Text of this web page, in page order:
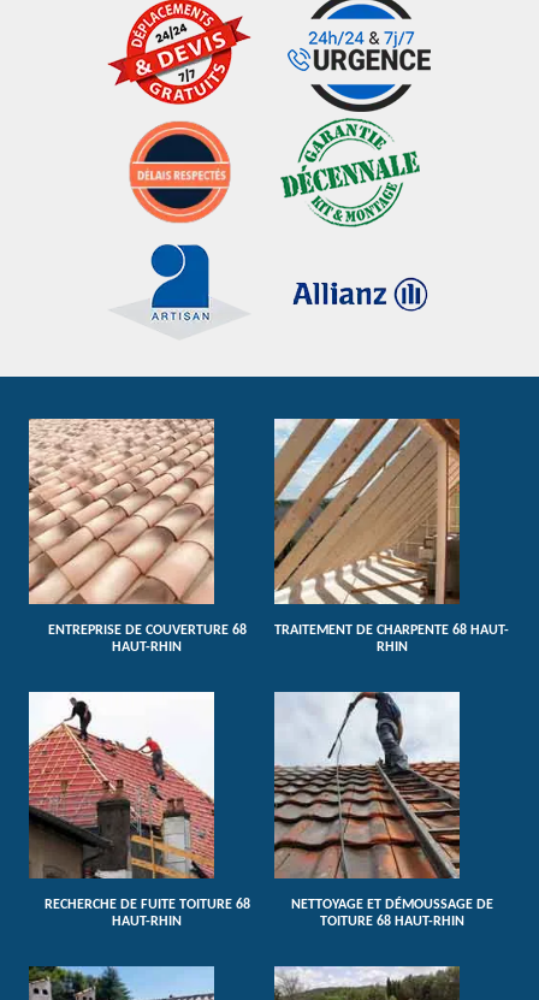
ENTREPRISE DE COUVERTURE 68
HAUT-RHIN
TRAITEMENT DE CHARPENTE 68 HAUT-
RHIN
RECHERCHE DE FUITE TOITURE 68
HAUT-RHIN
NETTOYAGE ET DÉMOUSSAGE DE
TOITURE 68 HAUT-RHIN